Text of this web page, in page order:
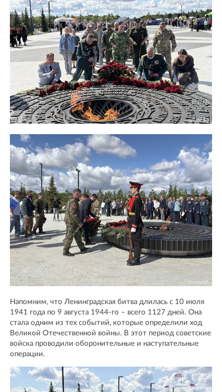
Напомним, что Ленинградская битва длилась с 10 июля
1941 года по 9 августа 1944-го – всего 1127 дней. Она
стала одним из тех событий, которые определили ход
Великой Отечественной войны. В этот период советские
войска проводили оборонительные и наступательные
операции.